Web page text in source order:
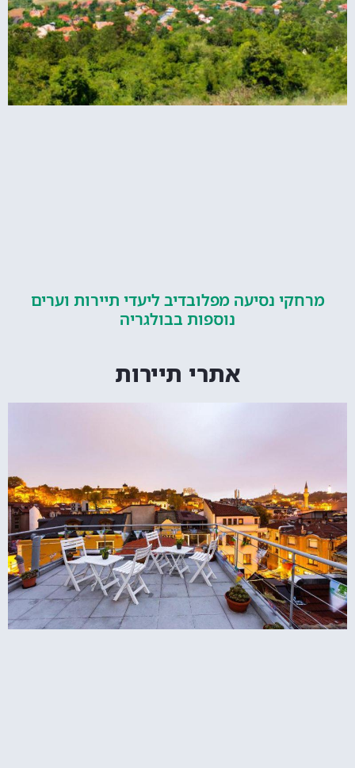
נסיעה מפלובדיב ליעדי תיירות וערים
נוספות בבולגריה
אתרי תיירות